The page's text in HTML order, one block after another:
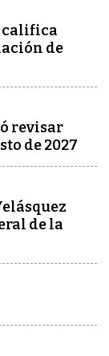
califica
de
revisar
de 2027
de la